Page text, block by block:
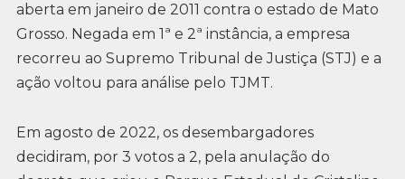
aberta em janeiro de 2011 contra o estado de Mato
Grosso. Negada em 1ª e 2ª instância, a empresa
recorreu ao Supremo Tribunal de Justiça (STJ) e a
ação voltou para análise pelo TJMT.
Em agosto de 2022, os desembargadores
decidiram, por 3 votos a 2, pela anulação do